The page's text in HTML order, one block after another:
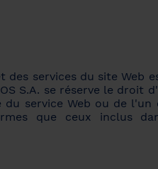
services du site Web
S.A. se réserve le droit
service Web ou de l'un
que ceux inclus